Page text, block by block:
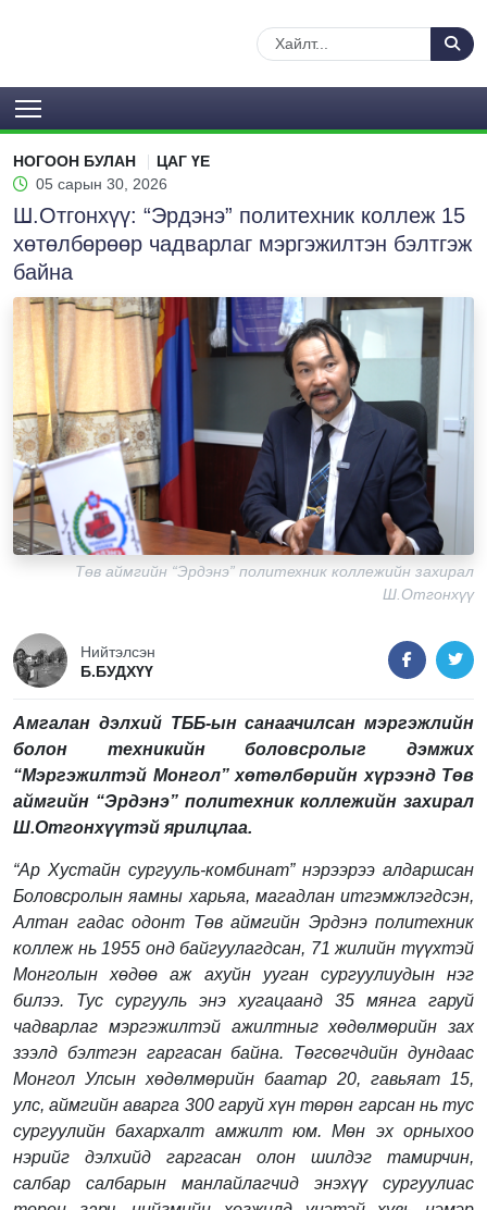
НОГООН БУЛАН
ЦАГ ҮЕ
05 сарын 30, 2026
Ш.Отгонхүү: “Эрдэнэ” политехник коллеж 15
хөтөлбөрөөр чадварлаг мэргэжилтэн бэлтгэж
байна
Төв аймгийн “Эрдэнэ” политехник коллежийн захирал
Ш.Отгонхүү
Нийтэлсэн
Б.БУДХҮҮ
Амгалан дэлхий ТББ-ын санаачилсан мэргэжлийн
болон техникийн боловсролыг дэмжих
“Мэргэжилтэй Монгол” хөтөлбөрийн хүрээнд Төв
аймгийн “Эрдэнэ” политехник коллежийн захирал
Ш.Отгонхүүтэй ярилцлаа.
“Ар Хустайн сургууль-комбинат” нэрээрээ алдаршсан
Боловсролын яамны харьяа, магадлан итгэмжлэгдсэн,
Алтан гадас одонт Төв аймгийн Эрдэнэ политехник
коллеж нь 1955 онд байгуулагдсан, 71 жилийн түүхтэй
Монголын хөдөө аж ахуйн ууган сургуулиудын нэг
билээ. Тус сургууль энэ хугацаанд 35 мянга гаруй
чадварлаг мэргэжилтэй ажилтныг хөдөлмөрийн зах
зээлд бэлтгэн гаргасан байна. Төгсөгчдийн дундаас
Монгол Улсын хөдөлмөрийн баатар 20, гавьяат 15,
улс, аймгийн аварга 300 гаруй хүн төрөн гарсан нь тус
сургуулийн бахархалт амжилт юм.Мөн эх орныхоо
нэрийг дэлхийд гаргасан олон шилдэг тамирчин,
салбар салбарын манлайлагчид энэхүү сургуулиас